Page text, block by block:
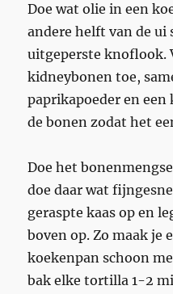
Doe wat olie in een
andere helft van de ui
uitgeperste knoflook.
kidneybonen toe,
paprikapoeder en
de bonen zodat het
Doe het
doe daar wat
geraspte kaas op en
boven op. Zo maak je
koekenpan schoon
bak elke tortilla 1-2